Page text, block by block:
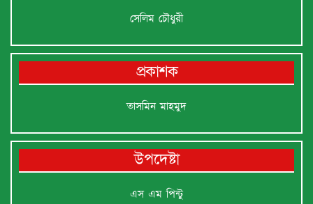
সেলিম চৌধুরী
প্রকাশক
তাসমিন মাহমুদ
উপদেষ্টা
এস এম পিন্টু